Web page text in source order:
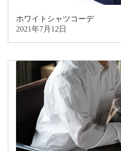
ホワイトシャツコーデ
2021年7月12日